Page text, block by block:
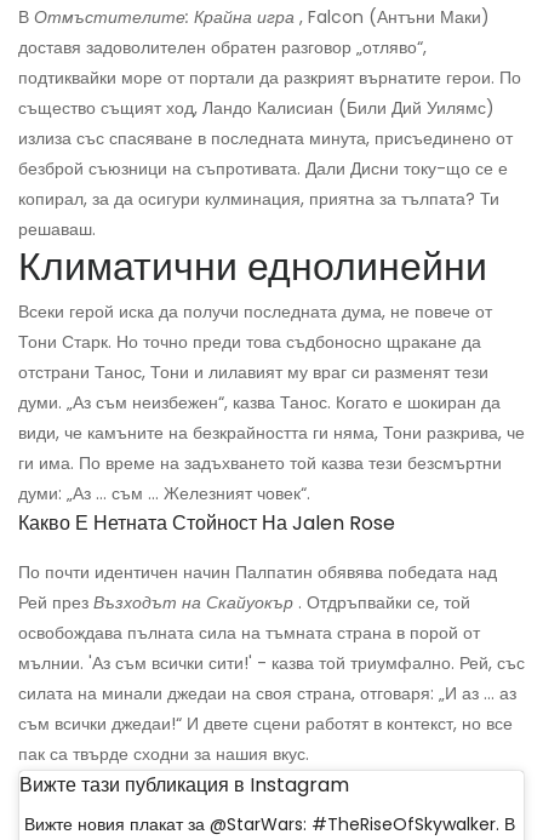
В Отмъстителите: Крайна игра , Falcon (Антъни Маки)
доставя задоволителен обратен разговор „отляво“,
подтиквайки море от портали да разкрият върнатите герои. По
същество същият ход, Ландо Калисиан (Били Дий Уилямс)
излиза със спасяване в последната минута, присъединено от
безброй съюзници на съпротивата. Дали Дисни току-що се е
копирал, за да осигури кулминация, приятна за тълпата? Ти
решаваш.
Климатични еднолинейни
Всеки герой иска да получи последната дума, не повече от
Тони Старк. Но точно преди това съдбоносно щракане да
отстрани Танос, Тони и лилавият му враг си разменят тези
думи. „Аз съм неизбежен“, казва Танос. Когато е шокиран да
види, че камъните на безкрайността ги няма, Тони разкрива, че
ги има. По време на задъхването той казва тези безсмъртни
думи: „Аз ... съм ... Железният човек“.
Какво Е Нетната Стойност На Jalen Rose
По почти идентичен начин Палпатин обявява победата над
Рей през Възходът на Скайуокър . Отдръпвайки се, той
освобождава пълната сила на тъмната страна в порой от
мълнии. 'Аз съм всички сити!' - казва той триумфално. Рей, със
силата на минали джедаи на своя страна, отговаря: „И аз ... аз
съм всички джедаи!“ И двете сцени работят в контекст, но все
пак са твърде сходни за нашия вкус.
Вижте тази публикация в Instagram
Вижте новия плакат за @StarWars: #TheRiseOfSkywalker. В